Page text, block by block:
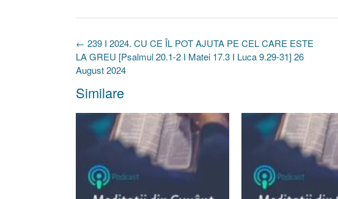
Post
navigation
← 239 I 2024. CU CE ÎL POT AJUTA PE CEL CARE ESTE
LA GREU [Psalmul 20.1-2 I Matei 17.3 I Luca 9.29-31] 26
August 2024
Similare